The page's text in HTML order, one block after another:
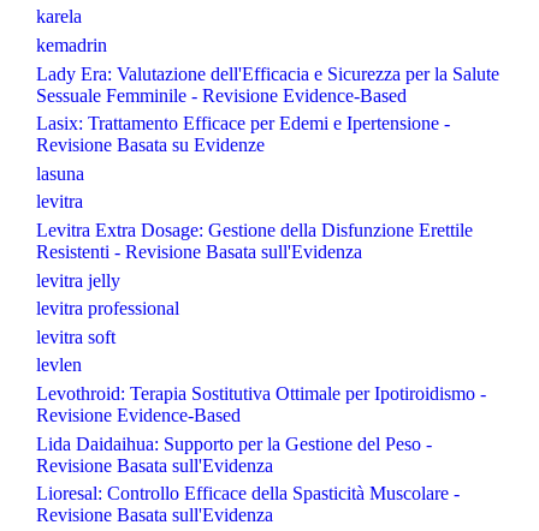
karela
kemadrin
Lady Era: Valutazione dell'Efficacia e Sicurezza per la Salute
Sessuale Femminile - Revisione Evidence-Based
Lasix: Trattamento Efficace per Edemi e Ipertensione -
Revisione Basata su Evidenze
lasuna
levitra
Levitra Extra Dosage: Gestione della Disfunzione Erettile
Resistenti - Revisione Basata sull'Evidenza
levitra jelly
levitra professional
levitra soft
levlen
Levothroid: Terapia Sostitutiva Ottimale per Ipotiroidismo -
Revisione Evidence-Based
Lida Daidaihua: Supporto per la Gestione del Peso -
Revisione Basata sull'Evidenza
Lioresal: Controllo Efficace della Spasticità Muscolare -
Revisione Basata sull'Evidenza